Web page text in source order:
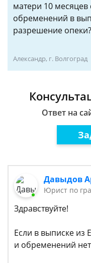
матери 10 месяцев
обременений в
разрешение опеки?
Александр, г. Волгоград
Ответ на
Давыдов
Юрист по
Здравствуйте!
Если в выписке из
и обременений